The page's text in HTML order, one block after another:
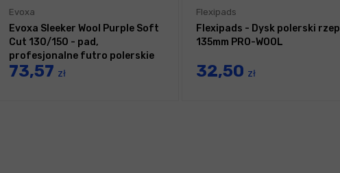
Evoxa
Evoxa Sleeker Wool Purple Soft
Cut 130/150 - pad,
profesjonalne futro polerskie
73,57 zł
Flexipads
Flexipads - Dysk polerski rzep
135mm PRO-WOOL
32,50 zł